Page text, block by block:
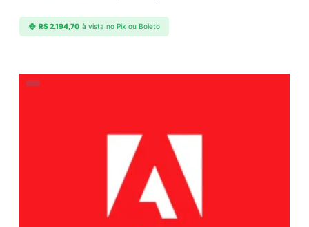
R$2.194,70 à vista no Pix ou Boleto